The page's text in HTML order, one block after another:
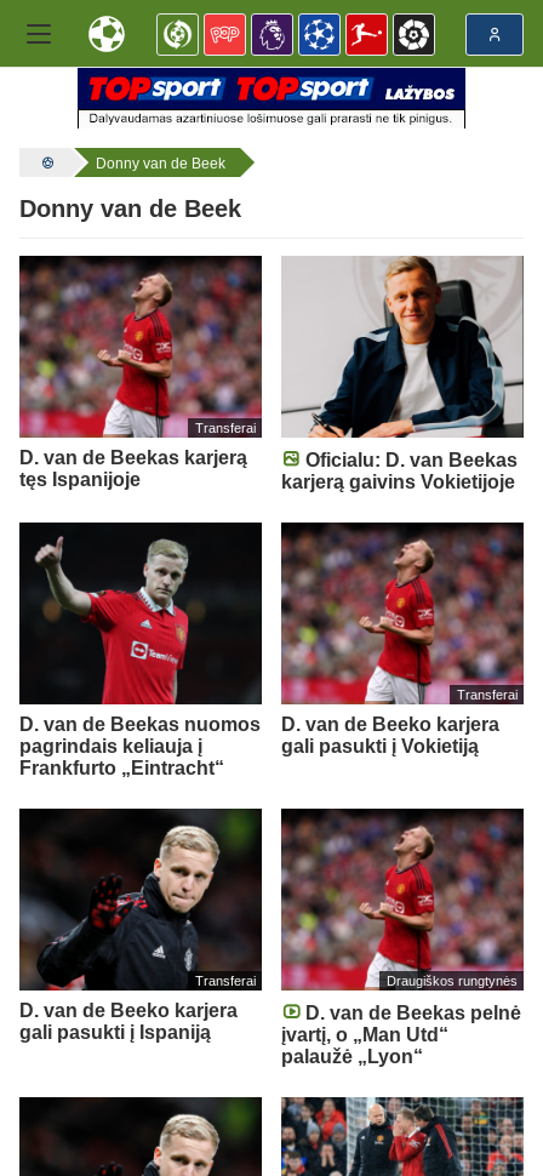
Donny van de Beek
Donny van de Beek
Transferai
D. van de Beekas karjerą
tęs Ispanijoje
Oficialu: D. van Beekas
karjerą gaivins Vokietijoje
D. van de Beekas nuomos
pagrindais keliauja į
Frankfurto „Eintracht“
Transferai
D. van de Beeko karjera
gali pasukti į Vokietiją
Transferai
D. van de Beeko karjera
gali pasukti į Ispaniją
Draugiškos rungtynės
D. van de Beekas pelnė
įvartį, o „Man Utd“
palaužė „Lyon“